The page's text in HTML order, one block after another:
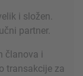
i složen.
partner.
članova i
transakcije za